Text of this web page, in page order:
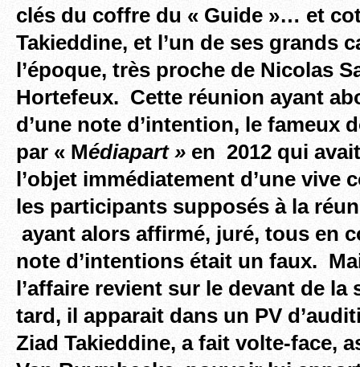
clés du coffre du « Guide »… et
Takieddine, et l’un de ses grands
l’époque, très proche de Nicolas
Hortefeux. Cette réunion ayant
d’une note d’intention, le fameux
par « Médiapart » en 2012 qui
l’objet immédiatement d’une vive
les participants supposés à la
ayant alors affirmé, juré, tous en
note d’intentions était un faux.
l’affaire revient sur le devant de la
tard, il apparait dans un PV
Ziad Takieddine, a fait volte-face,